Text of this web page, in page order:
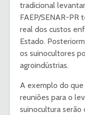
tradicional
FAEP/SENAR-PR
real dos custos
Estado.
os suinocultores
agroindústrias.
A exemplo do que
reuniões para o
suinocultura serão